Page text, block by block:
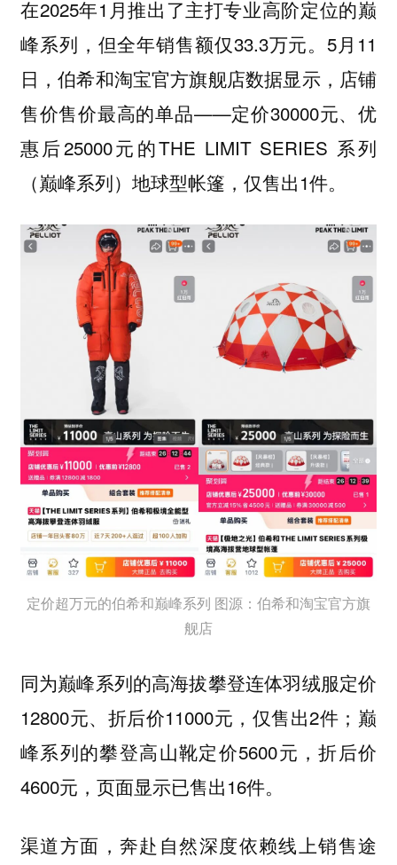
在2025年1月推出了主打专业高阶定位的巅
峰系列，但全年销售额仅33.3万元。5月11
日，伯希和淘宝官方旗舰店数据显示，店铺
售价售价最高的单品——定价30000元、优
惠后25000元的THE LIMIT SERIES 系列
（巅峰系列）地球型帐篷，仅售出1件。
定价超万元的伯希和巅峰系列 图源：伯希和淘宝官方旗
舰店
同为巅峰系列的高海拔攀登连体羽绒服定价
12800元、折后价11000元，仅售出2件；巅
峰系列的攀登高山靴定价5600元，折后价
4600元，页面显示已售出16件。
渠道方面，奔赴自然深度依赖线上销售途